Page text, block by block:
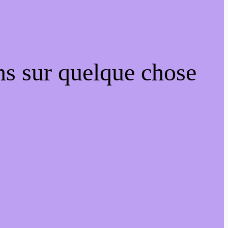
sur quelque chose